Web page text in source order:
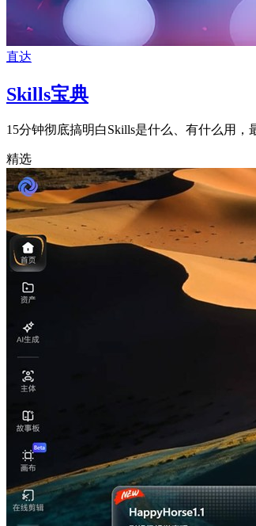
直达
Skills宝典
15分钟彻底搞明白Skills是什么、有什么用，
精选